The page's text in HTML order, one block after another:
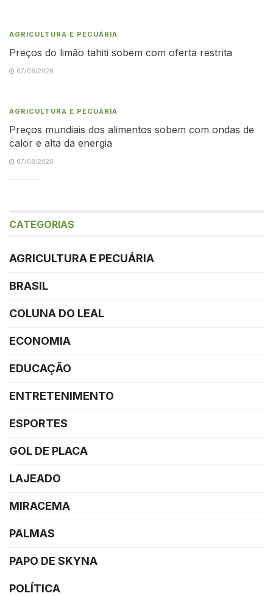
AGRICULTURA E PECUÁRIA
Preços do limão tahiti sobem com oferta restrita
07/08/2026
AGRICULTURA E PECUÁRIA
Preços mundiais dos alimentos sobem com ondas de
calor e alta da energia
07/08/2026
CATEGORIAS
AGRICULTURA E PECUÁRIA
BRASIL
COLUNA DO LEAL
ECONOMIA
EDUCAÇÃO
ENTRETENIMENTO
ESPORTES
GOL DE PLACA
LAJEADO
MIRACEMA
PALMAS
PAPO DE SKYNA
POLÍTICA